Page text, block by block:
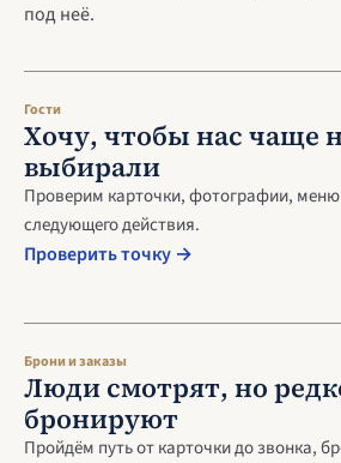
под неё.
Гости
Хочу, чтобы нас чаще
выбирали
Проверим карточки, фотографии, меню
следующего действия.
Проверить точку →
Брони и заказы
Люди смотрят, но
бронируют
Пройдём путь от карточки до звонка,